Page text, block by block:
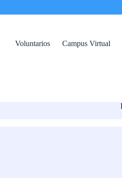
Voluntarios Campus Virtual